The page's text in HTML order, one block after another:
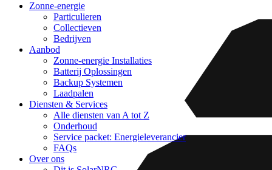
Zonne-energie
Particulieren
Collectieven
Bedrijven
Aanbod
Zonne-energie Installaties
Batterij Oplossingen
Backup Systemen
Laadpalen
Diensten & Services
Alle diensten van A tot Z
Onderhoud
Service packet: Energieleverancier
FAQs
Over ons